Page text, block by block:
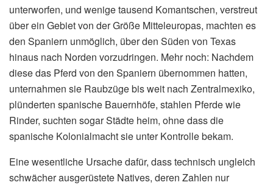
unterworfen, und wenige tausend Komantschen, verstreut
über ein Gebiet von der Größe Mitteleuropas, machten es
den Spaniern unmöglich, über den Süden von Texas
hinaus nach Norden vorzudringen. Mehr noch: Nachdem
diese das Pferd von den Spaniern übernommen hatten,
unternahmen sie Raubzüge bis weit nach Zentralmexiko,
plünderten spanische Bauernhöfe, stahlen Pferde wie
Rinder, suchten sogar Städte heim, ohne dass die
spanische Kolonialmacht sie unter Kontrolle bekam.
Eine wesentliche Ursache dafür, dass technisch ungleich
schwächer ausgerüstete Natives, deren Zahlen nur